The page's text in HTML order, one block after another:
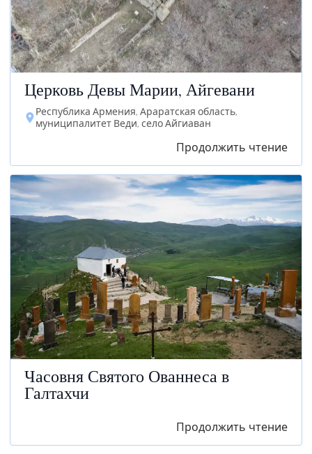
Церковь Девы Марии, Айгевани
Республика Армения, Араратская область,
муниципалитет Веди, село Айгиаван
Продолжить чтение
Часовня Святого Ованнеса в
Галтахчи
Продолжить чтение